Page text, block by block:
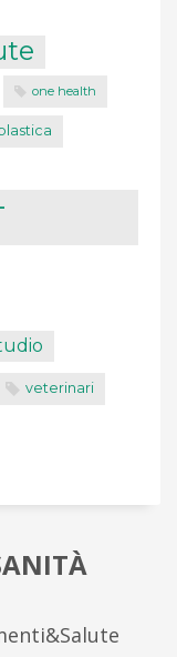
one health
veterinari